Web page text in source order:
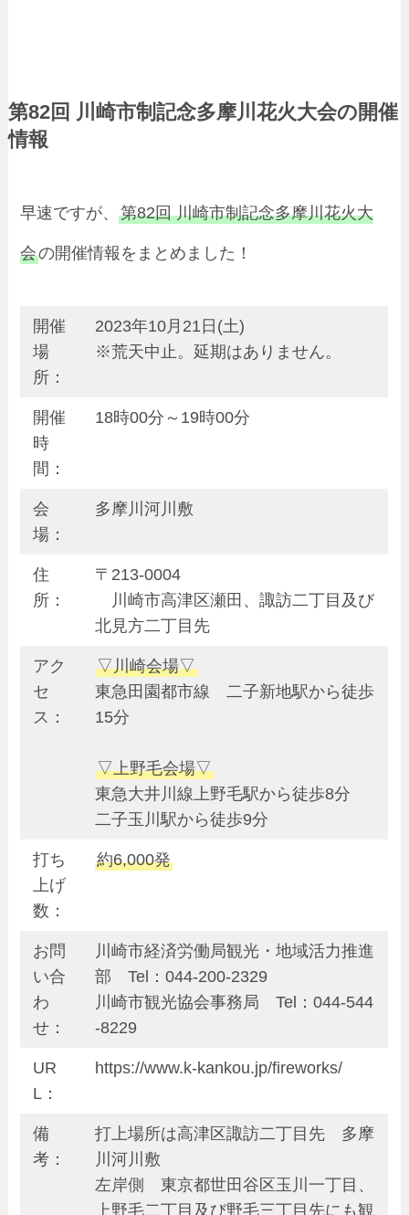
第82回 川崎市制記念多摩川花火大会の開催
情報
早速ですが、第82回 川崎市制記念多摩川花火大
会の開催情報をまとめました！
開催
場
所：
2023年10月21日(土)
※荒天中止。延期はありません。
開催
時
間：
18時00分～19時00分
会
場：
多摩川河川敷
住
所：
〒213-0004
川崎市高津区瀬田、諏訪二丁目及び
北見方二丁目先
アク
セ
ス：
▽川崎会場▽
東急田園都市線 二子新地駅から徒歩
15分
▽上野毛会場▽
東急大井川線上野毛駅から徒歩8分
二子玉川駅から徒歩9分
打ち
上げ
数：
約6,000発
お問
い合
わ
せ：
川崎市経済労働局観光・地域活力推進
部 Tel：044-200-2329
川崎市観光協会事務局 Tel：044-544
-8229
UR
L：
https://www.k-kankou.jp/fireworks/
備
考：
打上場所は高津区諏訪二丁目先 多摩
川河川敷
左岸側 東京都世田谷区玉川一丁目、
上野毛二丁目及び野毛三丁目先にも観